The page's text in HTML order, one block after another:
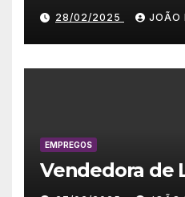
28/02/2025 JOÃO
EMPREGOS
Vendedora de